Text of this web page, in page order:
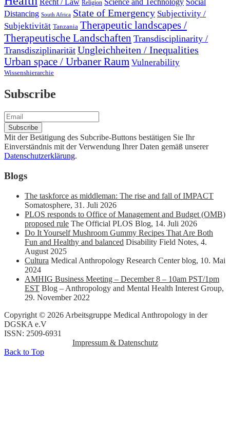
Recht / Law Religion Science and Technology Social
Distancing South Africa State of Emergency Subjectivity /
Subjektivität Tanzania Therapeutic landscapes /
Therapeutische Landschaften Transdisciplinarity /
Transdisziplinarität Ungleichheiten / Inequalities
Urban space / Urbaner Raum Vulnerability
Wissenshierarchie
Subscribe
Mit der Betätigung des Subcribe-Buttons bestätigen Sie Ihr
Einverständnis mit der Verwendung Ihrer Daten gemäß unserer
Datenschutzerklärung.
Blogs
The taskforce as middleman: The rise and fall of IMPACT
Somatosphere, 31. Juli 2026
PLOS responds to Office of Management and Budget (OMB)
proposed rule The Official PLOS Blog, 14. Juli 2026
Do It Yourself Mushroom Gummy Recipes That Are Both
Fun and Healthy and balanced Disability Field Notes, 4.
August 2025
Cultura Medical Anthropology Research Center blog, 10. Mai
2024
AMHIG Business Meeting – December 8 – 10am PST/1pm
EST Blog – Anthropology and Mental Health Interest Group,
29. November 2022
Copyright © 2026 Arbeitsgruppe Medical Anthropology in der
DGSKA e.V
ISSN: 2509-6931
Impressum & Datenschutz
Back to Top